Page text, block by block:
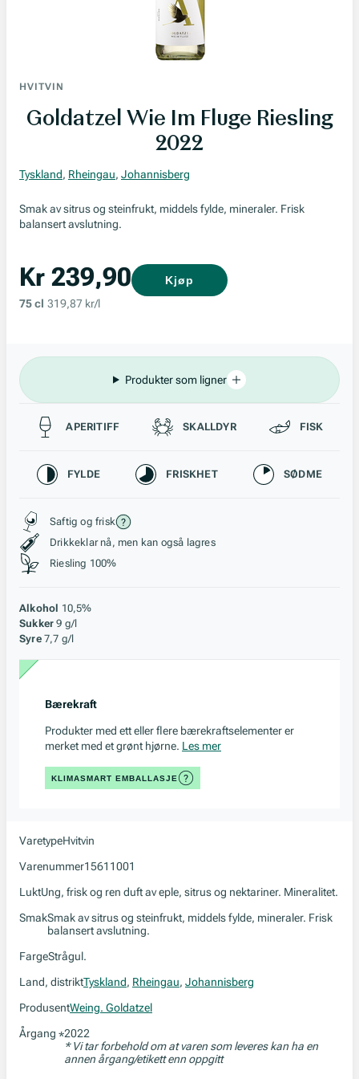
HVITVIN
Goldatzel Wie Im Fluge Riesling
2022
Tyskland, Rheingau, Johannisberg
Smak av sitrus og steinfrukt, middels fylde, mineraler. Frisk
balansert avslutning.
Kr 239,90
75 cl 319,87 kr/l
Kjøp
Produkter som ligner
Passer til
APERITIFF SKALLDYR FISK
Karakteristikk
FYLDE FRISKHET SØDME
Stil, lagring og råstoff
Saftig og frisk
Drikkeklar nå, men kan også lagres
Riesling 100%
Alkohol 10,5%
Sukker 9 g/l
Syre 7,7 g/l
Bærekraft
Produkter med ett eller flere bærekraftselementer er
merket med et grønt hjørne. Les mer
KLIMASMART EMBALLASJE
VaretypeHvitvin
Varenummer15611001
LuktUng, frisk og ren duft av eple, sitrus og nektariner. Mineralitet.
SmakSmak av sitrus og steinfrukt, middels fylde, mineraler. Frisk
balansert avslutning.
FargeStrågul.
Land, distriktTyskland, Rheingau, Johannisberg
ProdusentWeing. Goldatzel
Årgang *2022
* Vi tar forbehold om at varen som leveres kan ha en
annen årgang/etikett enn oppgitt